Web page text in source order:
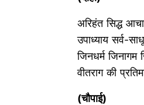
अरिहंत सिद्ध
उपाध्याय सर्व-
जिनधर्म जिनागम
वीतराग की
(चौपाई)